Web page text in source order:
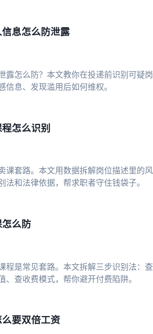
息怎么防泄露
露怎么防？本文教你在投递前识别可疑岗
信息、发现滥用后如何维权。
怎么识别
课套路。本文用数据拆解岗位描述里的风
法和法律依据，帮求职者守住钱袋子。
么防
程是常见套路。本文拆解三步识别法：查
、查收费模式，帮你避开付费陷阱。
要双倍工资